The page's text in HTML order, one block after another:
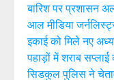
बारिश पर प्रशासन
आल मीडिया
इकाई को मिले नए
पहाड़ों में शराब
सिडकुल पुलिस ने